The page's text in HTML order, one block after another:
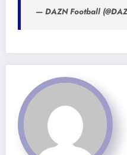
— DAZN Football